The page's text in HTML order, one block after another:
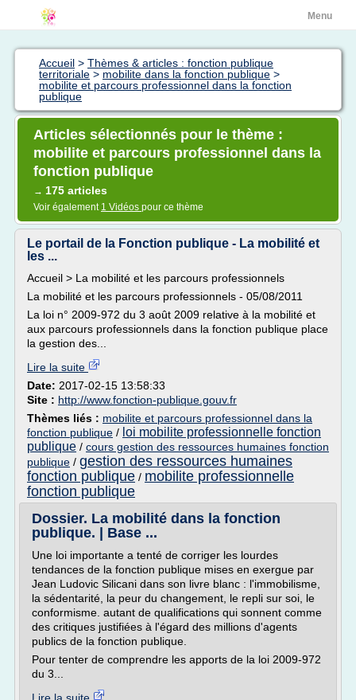
Menu
Accueil > Thèmes & articles : fonction publique
territoriale > mobilite dans la fonction publique >
mobilite et parcours professionnel dans la fonction
publique
Articles sélectionnés pour le thème :
mobilite et parcours professionnel dans la
fonction publique
→ 175 articles
Voir également 1 Vidéos pour ce thème
Le portail de la Fonction publique - La mobilité et
les ...
Accueil > La mobilité et les parcours professionnels
La mobilité et les parcours professionnels - 05/08/2011
La loi n° 2009-972 du 3 août 2009 relative à la mobilité et
aux parcours professionnels dans la fonction publique place
la gestion des...
Lire la suite
Date: 2017-02-15 13:58:33
Site : http://www.fonction-publique.gouv.fr
Thèmes liés : mobilite et parcours professionnel dans la
fonction publique / loi mobilite professionnelle fonction
publique / cours gestion des ressources humaines fonction
publique / gestion des ressources humaines
fonction publique / mobilite professionnelle
fonction publique
Dossier. La mobilité dans la fonction
publique. | Base ...
Une loi importante a tenté de corriger les lourdes
tendances de la fonction publique mises en exergue par
Jean Ludovic Silicani dans son livre blanc : l'immobilisme,
la sédentarité, la peur du changement, le repli sur soi, le
conformisme. autant de qualifications qui sonnent comme
des critiques justifiées à l'égard des millions d'agents
publics de la fonction publique.
Pour tenter de comprendre les apports de la loi 2009-972
du 3...